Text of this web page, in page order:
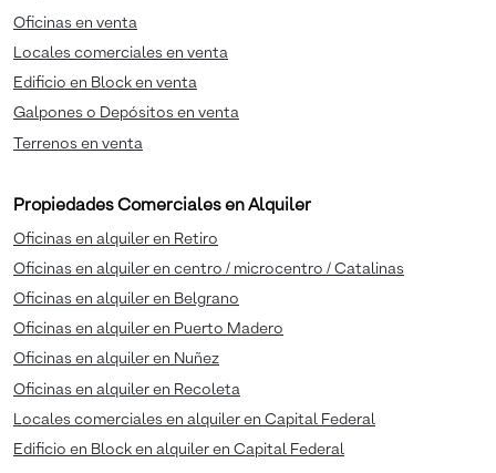
Oficinas en venta
Locales comerciales en venta
Edificio en Block en venta
Galpones o Depósitos en venta
Terrenos en venta
Propiedades Comerciales en Alquiler
Oficinas en alquiler en Retiro
Oficinas en alquiler en centro / microcentro / Catalinas
Oficinas en alquiler en Belgrano
Oficinas en alquiler en Puerto Madero
Oficinas en alquiler en Nuñez
Oficinas en alquiler en Recoleta
Locales comerciales en alquiler en Capital Federal
Edificio en Block en alquiler en Capital Federal